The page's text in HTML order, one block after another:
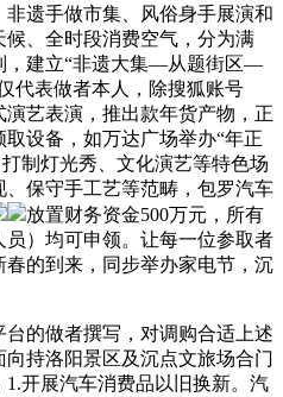
遗手做市集、风俗身手展演和
、全时段消费空气，分为满
，建立“非遗大集—从题街区—
代表做者本人，除搜狐账号
艺表演，推出款年货产物，正
设备，如万达广场举办“年正
制灯光秀、文化演艺等特色场
保守手工艺等范畴，包罗汽车
放置财务资金500万元，所有
）均可申领。让每一位参取者
的到来，同步举办家电节，沉
的做者撰写，对调购合适上述
持洛阳景区及沉点文旅场合门
开展汽车消费品以旧换新。汽